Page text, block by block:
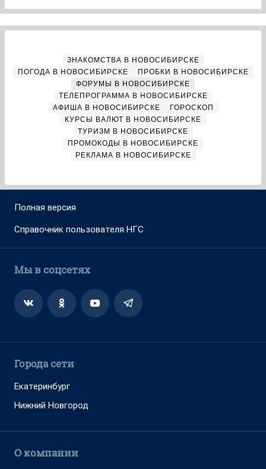
ЗНАКОМСТВА В НОВОСИБИРСКЕ
ПОГОДА В НОВОСИБИРСКЕ
ПРОБКИ В НОВОСИБИРСКЕ
ФОРУМЫ В НОВОСИБИРСКЕ
ТЕЛЕПРОГРАММА В НОВОСИБИРСКЕ
АФИША В НОВОСИБИРСКЕ
ГОРОСКОП
КУРСЫ ВАЛЮТ В НОВОСИБИРСКЕ
ТУРИЗМ В НОВОСИБИРСКЕ
ПРОМОКОДЫ В НОВОСИБИРСКЕ
РЕКЛАМА В НОВОСИБИРСКЕ
Полная версия
Справочник пользователя НГС
Мы в соцсетях
Города сети
Екатеринбург
Нижний Новгород
О компании